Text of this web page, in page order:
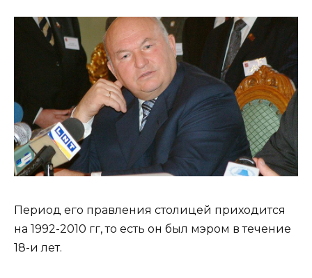
Период его правления столицей приходится
на 1992-2010 гг, то есть он был мэром в течение
18-и лет.